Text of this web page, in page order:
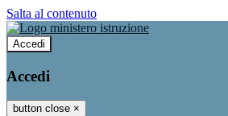
Salta al contenuto
Accedi
Accedi
button close ×